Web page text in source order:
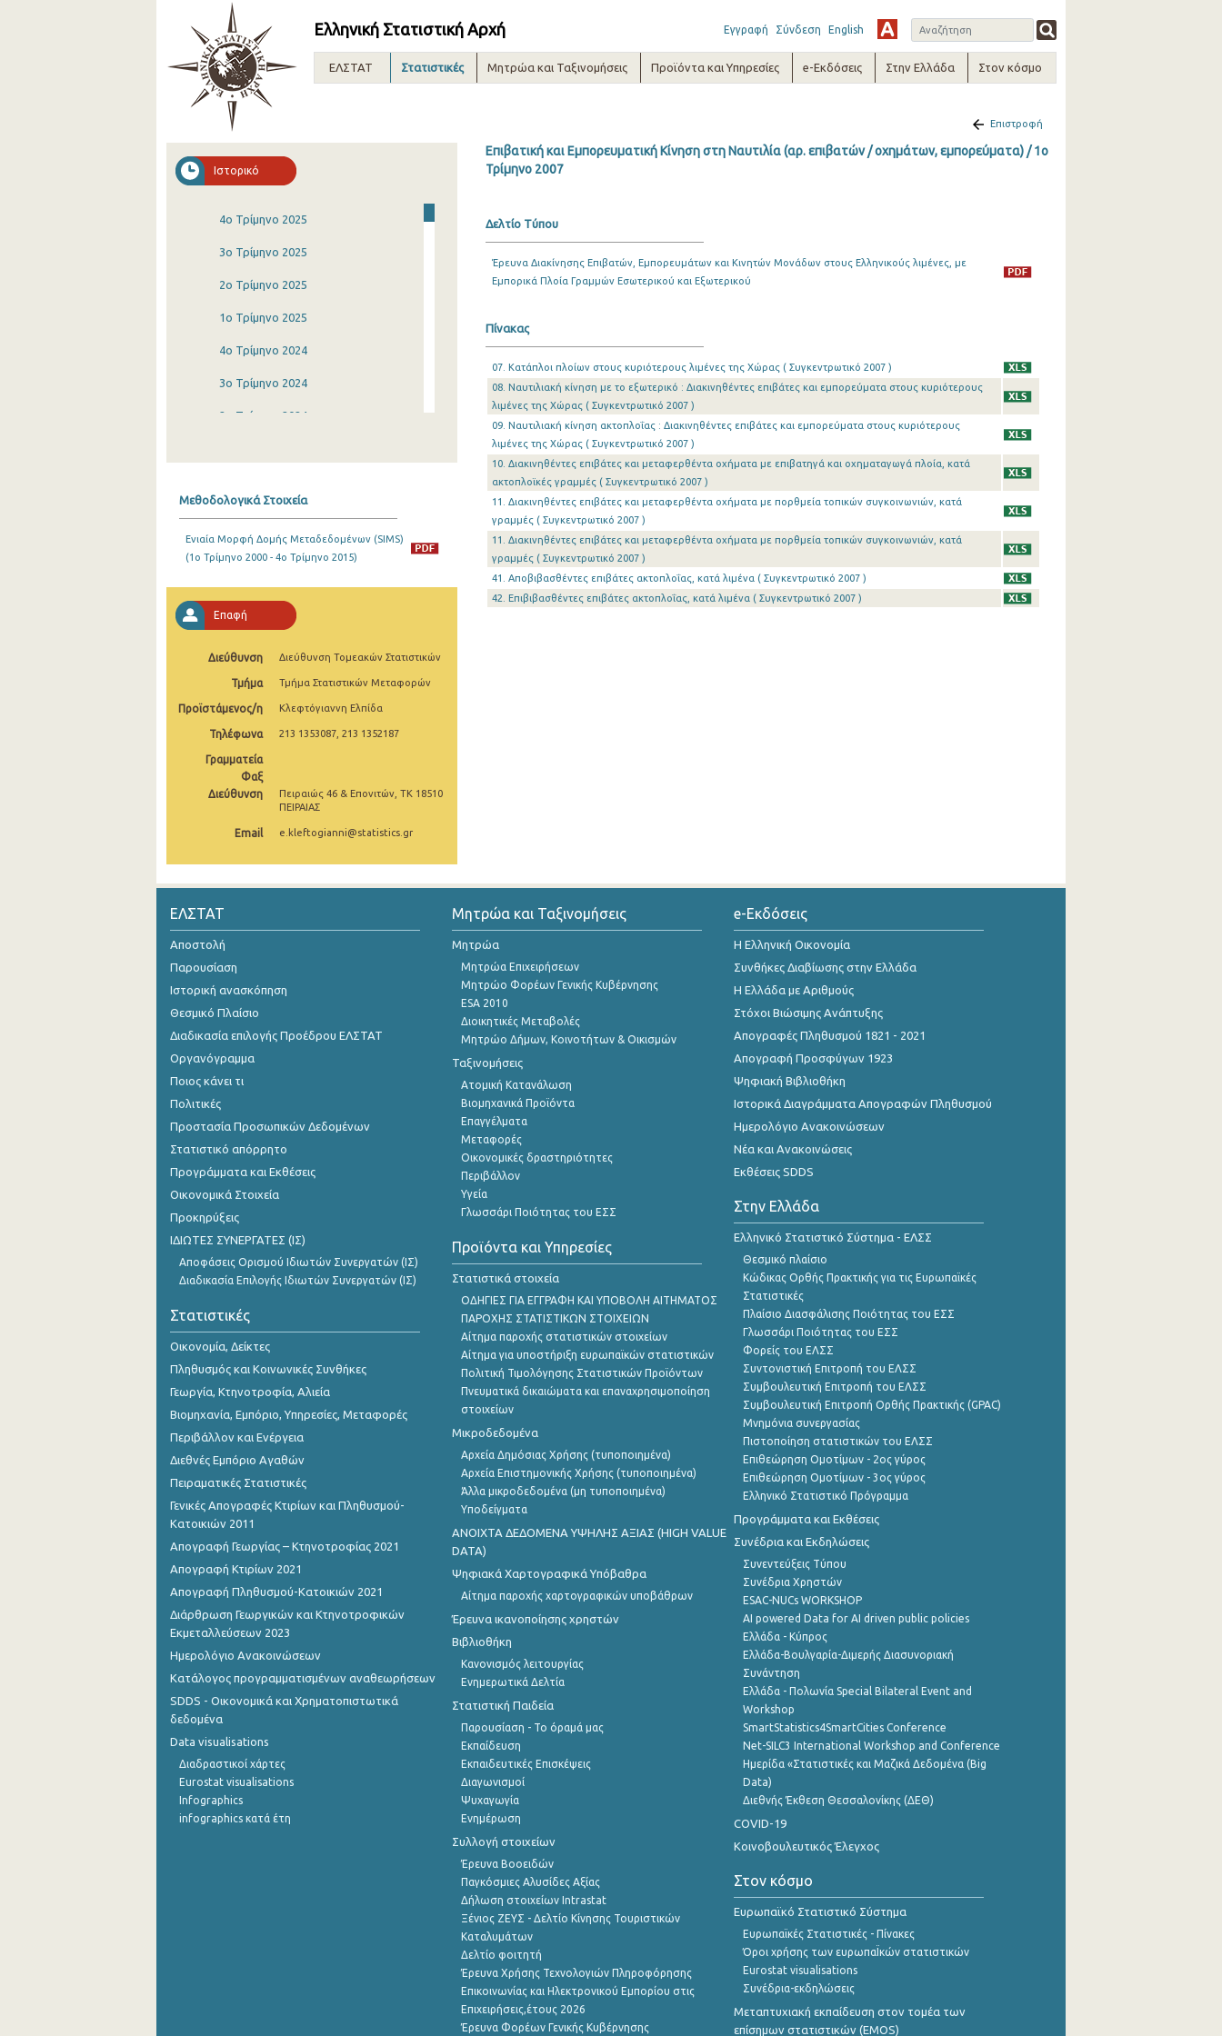
Ελληνική Στατιστική Αρχή Εγγραφή Σύνδεση English
ΕΛΣΤΑΤ Στατιστικές Μητρώα και Ταξινομήσεις Προϊόντα και Υπηρεσίες e-Εκδόσεις Στην Ελλάδα Στον κόσμο
Ιστορικό
4o Τρίμηνο 2025
3o Τρίμηνο 2025
2o Τρίμηνο 2025
1o Τρίμηνο 2025
4o Τρίμηνο 2024
3o Τρίμηνο 2024
2o Τρίμηνο 2024
2o Τρίμηνο 2023
4o Τρίμηνο 2022
2o Τρίμηνο 2022
1o Τρίμηνο 2022
4o Τρίμηνο 2021
3o Τρίμηνο 2021
2o Τρίμηνο 2021
1o Τρίμηνο 2021
3o Τρίμηνο 2020
2o Τρίμηνο 2020
1o Τρίμηνο 2020
4o Τρίμηνο 2019
3o Τρίμηνο 2019
1o Τρίμηνο 2019
4o Τρίμηνο 2018
3o Τρίμηνο 2018
2o Τρίμηνο 2018
1o Τρίμηνο 2018
4o Τρίμηνο 2017
2o Τρίμηνο 2017
1o Τρίμηνο 2017
4o Τρίμηνο 2016
3o Τρίμηνο 2016
2o Τρίμηνο 2016
4o Τρίμηνο 2015
3o Τρίμηνο 2015
2o Τρίμηνο 2015
1o Τρίμηνο 2015
4o Τρίμηνο 2014
2o Τρίμηνο 2014
1o Τρίμηνο 2014
4o Τρίμηνο 2013
3o Τρίμηνο 2013
Μεθοδολογικά Στοιχεία
Ενιαία Μορφή Δομής Μεταδεδομένων (SIMS)
(1o Τρίμηνο 2000 - 4o Τρίμηνο 2015)
Επαφή
Διεύθυνση Διεύθυνση Τομεακών Στατιστικών
Τμήμα Τμήμα Στατιστικών Μεταφορών
Προϊστάμενος/η Κλεφτόγιαννη Ελπίδα
Τηλέφωνα 213 1353087, 213 1352187
Γραμματεία
Φαξ
Διεύθυνση
Πειραιώς 46 & Επονιτών, ΤΚ 18510
ΠΕΙΡΑΙΑΣ
Email e.kleftogianni@statistics.gr
Επιστροφή
Επιβατική και Εμπορευματική Κίνηση στη Ναυτιλία (αρ. επιβατών / οχημάτων, εμπορεύματα) / 1o
Τρίμηνο 2007
Δελτίο Τύπου
Έρευνα Διακίνησης Επιβατών, Εμπορευμάτων και Κινητών Μονάδων στους Ελληνικούς λιμένες, με
Εμπορικά Πλοία Γραμμών Εσωτερικού και Εξωτερικού
Πίνακας
07. Κατάπλοι πλοίων στους κυριότερους λιμένες της Χώρας ( Συγκεντρωτικό 2007 )
08. Ναυτιλιακή κίνηση με το εξωτερικό : Διακινηθέντες επιβάτες και εμπορεύματα στους κυριότερους
λιμένες της Χώρας ( Συγκεντρωτικό 2007 )
09. Ναυτιλιακή κίνηση ακτοπλοΐας : Διακινηθέντες επιβάτες και εμπορεύματα στους κυριότερους
λιμένες της Χώρας ( Συγκεντρωτικό 2007 )
10. Διακινηθέντες επιβάτες και μεταφερθέντα οχήματα με επιβατηγά και οχηματαγωγά πλοία, κατά
ακτοπλοϊκές γραμμές ( Συγκεντρωτικό 2007 )
11. Διακινηθέντες επιβάτες και μεταφερθέντα οχήματα με πορθμεία τοπικών συγκοινωνιών, κατά
γραμμές ( Συγκεντρωτικό 2007 )
11. Διακινηθέντες επιβάτες και μεταφερθέντα οχήματα με πορθμεία τοπικών συγκοινωνιών, κατά
γραμμές ( Συγκεντρωτικό 2007 )
41. Αποβιβασθέντες επιβάτες ακτοπλοΐας, κατά λιμένα ( Συγκεντρωτικό 2007 )
42. Επιβιβασθέντες επιβάτες ακτοπλοΐας, κατά λιμένα ( Συγκεντρωτικό 2007 )
ΕΛΣΤΑΤ
Αποστολή
Παρουσίαση
Ιστορική ανασκόπηση
Θεσμικό Πλαίσιο
Διαδικασία επιλογής Προέδρου ΕΛΣΤΑΤ
Οργανόγραμμα
Ποιος κάνει τι
Πολιτικές
Προστασία Προσωπικών Δεδομένων
Στατιστικό απόρρητο
Προγράμματα και Εκθέσεις
Οικονομικά Στοιχεία
Προκηρύξεις
ΙΔΙΩΤΕΣ ΣΥΝΕΡΓΑΤΕΣ (ΙΣ)
Αποφάσεις Ορισμού Ιδιωτών Συνεργατών (ΙΣ)
Διαδικασία Επιλογής Ιδιωτών Συνεργατών (ΙΣ)
Στατιστικές
Οικονομία, Δείκτες
Πληθυσμός και Κοινωνικές Συνθήκες
Γεωργία, Κτηνοτροφία, Αλιεία
Βιομηχανία, Εμπόριο, Υπηρεσίες, Μεταφορές
Περιβάλλον και Ενέργεια
Διεθνές Εμπόριο Αγαθών
Πειραματικές Στατιστικές
Γενικές Απογραφές Κτιρίων και Πληθυσμού-
Κατοικιών 2011
Απογραφή Γεωργίας – Κτηνοτροφίας 2021
Απογραφή Κτιρίων 2021
Απογραφή Πληθυσμού-Κατοικιών 2021
Διάρθρωση Γεωργικών και Κτηνοτροφικών
Εκμεταλλεύσεων 2023
Ημερολόγιο Ανακοινώσεων
Κατάλογος προγραμματισμένων αναθεωρήσεων
SDDS - Οικονομικά και Χρηματοπιστωτικά
δεδομένα
Data visualisations
Διαδραστικοί χάρτες
Eurostat visualisations
Infographics
infographics κατά έτη
Μητρώα και Ταξινομήσεις
Μητρώα
Μητρώα Επιχειρήσεων
Μητρώο Φορέων Γενικής Κυβέρνησης
ESA 2010
Διοικητικές Μεταβολές
Μητρώο Δήμων, Κοινοτήτων & Οικισμών
Ταξινομήσεις
Ατομική Κατανάλωση
Βιομηχανικά Προϊόντα
Επαγγέλματα
Μεταφορές
Οικονομικές δραστηριότητες
Περιβάλλον
Υγεία
Γλωσσάρι Ποιότητας του ΕΣΣ
Προϊόντα και Υπηρεσίες
Στατιστικά στοιχεία
ΟΔΗΓΙΕΣ ΓΙΑ ΕΓΓΡΑΦΗ ΚΑΙ ΥΠΟΒΟΛΗ ΑΙΤΗΜΑΤΟΣ
ΠΑΡΟΧΗΣ ΣΤΑΤΙΣΤΙΚΩΝ ΣΤΟΙΧΕΙΩΝ
Αίτημα παροχής στατιστικών στοιχείων
Αίτημα για υποστήριξη ευρωπαϊκών στατιστικών
Πολιτική Τιμολόγησης Στατιστικών Προϊόντων
Πνευματικά δικαιώματα και επαναχρησιμοποίηση
στοιχείων
Μικροδεδομένα
Αρχεία Δημόσιας Χρήσης (τυποποιημένα)
Αρχεία Επιστημονικής Χρήσης (τυποποιημένα)
Άλλα μικροδεδομένα (μη τυποποιημένα)
Υποδείγματα
ANOIXTA ΔΕΔΟΜΕΝΑ ΥΨΗΛΗΣ ΑΞΙΑΣ (HIGH VALUE
DATA)
Ψηφιακά Χαρτογραφικά Υπόβαθρα
Αίτημα παροχής χαρτογραφικών υποβάθρων
Έρευνα ικανοποίησης χρηστών
Βιβλιοθήκη
Κανονισμός λειτουργίας
Ενημερωτικά Δελτία
Στατιστική Παιδεία
Παρουσίαση - Το όραμά μας
Εκπαίδευση
Εκπαιδευτικές Επισκέψεις
Διαγωνισμοί
Ψυχαγωγία
Ενημέρωση
Συλλογή στοιχείων
Έρευνα Βοοειδών
Παγκόσμιες Αλυσίδες Αξίας
Δήλωση στοιχείων Intrastat
Ξένιος ΖΕΥΣ - Δελτίο Κίνησης Τουριστικών
Καταλυμάτων
Δελτίο φοιτητή
Έρευνα Χρήσης Τεχνολογιών Πληροφόρησης
Επικοινωνίας και Ηλεκτρονικού Εμπορίου στις
Επιχειρήσεις,έτους 2026
Έρευνα Φορέων Γενικής Κυβέρνησης
e-Εκδόσεις
Η Ελληνική Οικονομία
Συνθήκες Διαβίωσης στην Ελλάδα
Η Ελλάδα με Αριθμούς
Στόχοι Βιώσιμης Ανάπτυξης
Απογραφές Πληθυσμού 1821 - 2021
Απογραφή Προσφύγων 1923
Ψηφιακή Βιβλιοθήκη
Ιστορικά Διαγράμματα Απογραφών Πληθυσμού
Ημερολόγιο Ανακοινώσεων
Νέα και Ανακοινώσεις
Εκθέσεις SDDS
Στην Ελλάδα
Ελληνικό Στατιστικό Σύστημα - ΕΛΣΣ
Θεσμικό πλαίσιο
Κώδικας Ορθής Πρακτικής για τις Ευρωπαϊκές
Στατιστικές
Πλαίσιο Διασφάλισης Ποιότητας του ΕΣΣ
Γλωσσάρι Ποιότητας του ΕΣΣ
Φορείς του ΕΛΣΣ
Συντονιστική Επιτροπή του ΕΛΣΣ
Συμβουλευτική Επιτροπή του ΕΛΣΣ
Συμβουλευτική Επιτροπή Ορθής Πρακτικής (GPAC)
Μνημόνια συνεργασίας
Πιστοποίηση στατιστικών του ΕΛΣΣ
Επιθεώρηση Ομοτίμων - 2ος γύρος
Επιθεώρηση Ομοτίμων - 3ος γύρος
Ελληνικό Στατιστικό Πρόγραμμα
Προγράμματα και Εκθέσεις
Συνέδρια και Εκδηλώσεις
Συνεντεύξεις Τύπου
Συνέδρια Χρηστών
ESAC-NUCs WORKSHOP
AI powered Data for AI driven public policies
Ελλάδα - Κύπρος
Ελλάδα-Βουλγαρία-Διμερής Διασυνοριακή
Συνάντηση
Ελλάδα - Πολωνία Special Bilateral Event and
Workshop
SmartStatistics4SmartCities Conference
Net-SILC3 International Workshop and Conference
Ημερίδα «Στατιστικές και Μαζικά Δεδομένα (Big
Data)
Διεθνής Έκθεση Θεσσαλονίκης (ΔΕΘ)
COVID-19
Κοινοβουλευτικός Έλεγχος
Στον κόσμο
Ευρωπαϊκό Στατιστικό Σύστημα
Ευρωπαϊκές Στατιστικές - Πίνακες
Όροι χρήσης των ευρωπαΪκών στατιστικών
Eurostat visualisations
Συνέδρια-εκδηλώσεις
Μεταπτυχιακή εκπαίδευση στον τομέα των
επίσημων στατιστικών (EMOS)